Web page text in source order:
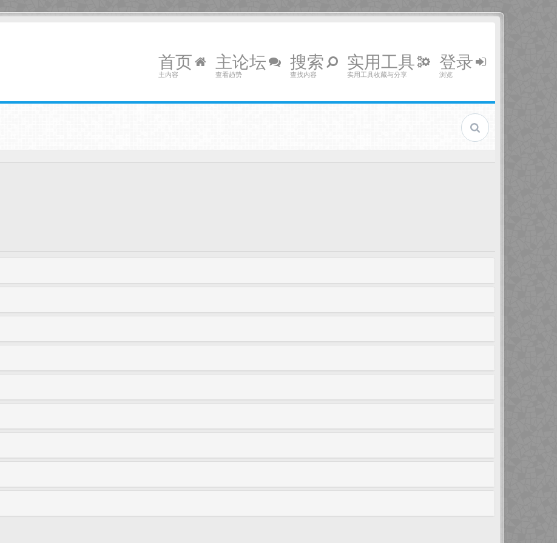
首页
主内容
主论坛
查看趋势
搜索
查找内容
实用工具
实用工具收藏与分享
登录
浏览